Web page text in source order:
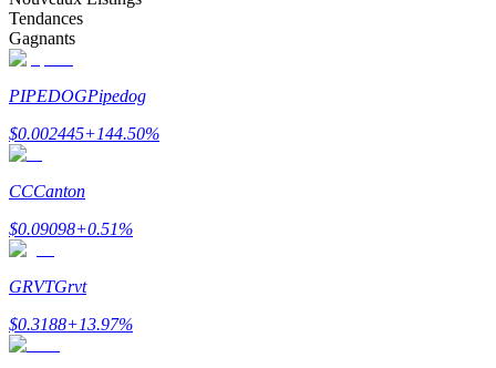
Cochon de puissance
Tendances
Gagnants
PIPEDOGPipedog
$0.002445+144.50%
CCCanton
$0.09098+0.51%
GRVTGrvt
$0.3188+13.97%